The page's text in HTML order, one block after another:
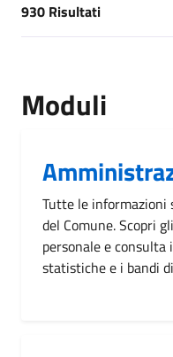
[results]
930 Risultati
Moduli
Tutte le
del Comune. Scopri
personale e
statistiche e i bandi